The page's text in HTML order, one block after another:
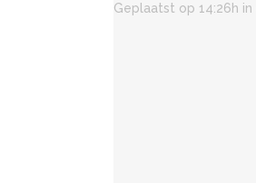
Geplaatst op 14:26h in